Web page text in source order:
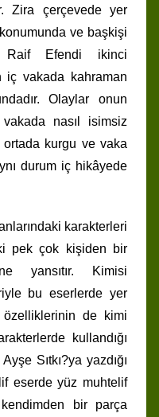
Zira çerçevede yer
ve başkişi
Raif Efendi ikinci
iç vakada kahraman
Olaylar onun
nasıl isimsiz
ortada kurgu ve vaka
durum iç hikâyede
karakterleri
pek çok kişiden bir
yansıtır. Kimisi
bu eserlerde yer
özelliklerinin de kimi
kullandığı
Sıtkı?ya yazdığı
eserde yüz muhtelif
bir parça